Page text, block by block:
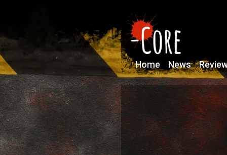
Home News